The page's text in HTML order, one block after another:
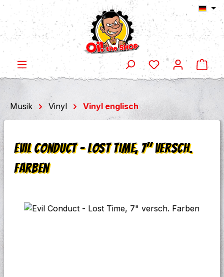
Zum Hauptinhalt springen
Musik Vinyl Vinyl englisch
Evil Conduct - Lost Time, 7" versch.
Farben
Bildergalerie überspringen